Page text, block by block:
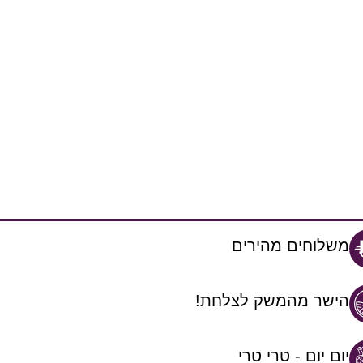
משלוחים מהירים
הישר מהמשק לצלחת!
יום יום - טרי טרי